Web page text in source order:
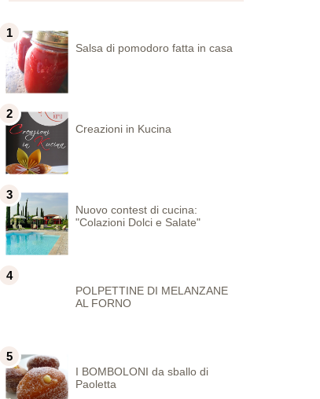
Salsa di pomodoro fatta in casa
Creazioni in Kucina
Nuovo contest di cucina:
"Colazioni Dolci e Salate"
POLPETTINE DI MELANZANE
AL FORNO
I BOMBOLONI da sballo di
Paoletta